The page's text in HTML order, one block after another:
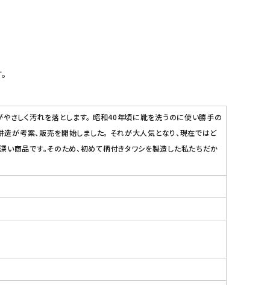
さしく汚れを落とします。 昭和40年頃に靴を洗うのに使い勝手の
が考案、販売を開始しました。 それが大人気となり、現在ではど
商品です。そのため、初めて柄付きタワシを製造した私たちだか